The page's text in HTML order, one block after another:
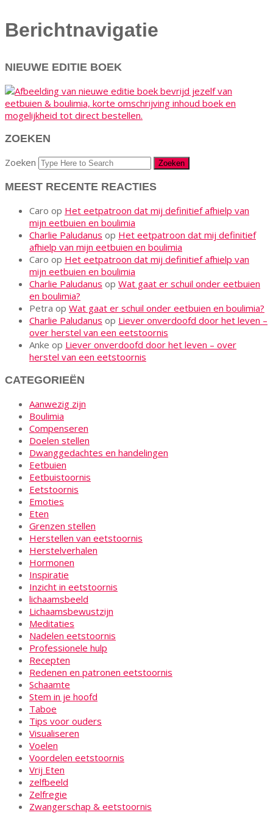
Berichtnavigatie
NIEUWE EDITIE BOEK
ZOEKEN
Zoeken
MEEST RECENTE REACTIES
Caro op Het eetpatroon dat mij definitief afhielp van
mijn eetbuien en boulimia
Charlie Paludanus op Het eetpatroon dat mij definitief
afhielp van mijn eetbuien en boulimia
Caro op Het eetpatroon dat mij definitief afhielp van
mijn eetbuien en boulimia
Charlie Paludanus op Wat gaat er schuil onder eetbuien
en boulimia?
Petra op Wat gaat er schuil onder eetbuien en boulimia?
Charlie Paludanus op Liever onverdoofd door het leven –
over herstel van een eetstoornis
Anke op Liever onverdoofd door het leven – over
herstel van een eetstoornis
CATEGORIEËN
Aanwezig zijn
Boulimia
Compenseren
Doelen stellen
Dwanggedachtes en handelingen
Eetbuien
Eetbuistoornis
Eetstoornis
Emoties
Eten
Grenzen stellen
Herstellen van eetstoornis
Herstelverhalen
Hormonen
Inspiratie
Inzicht in eetstoornis
lichaamsbeeld
Lichaamsbewustzijn
Meditaties
Nadelen eetstoornis
Professionele hulp
Recepten
Redenen en patronen eetstoornis
Schaamte
Stem in je hoofd
Taboe
Tips voor ouders
Visualiseren
Voelen
Voordelen eetstoornis
Vrij Eten
zelfbeeld
Zelfregie
Zwangerschap & eetstoornis